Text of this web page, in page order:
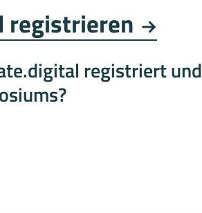
registrieren
registriert und